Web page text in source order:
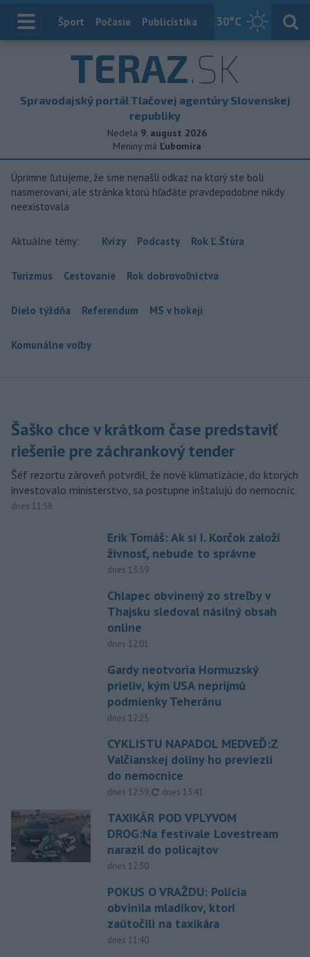
30°C
Index
Šport Počasie Publicistika Slovensko
TERAZ.SK
Spravodajský portál Tlačovej agentúry Slovenskej
republiky
Nedela 9. august 2026
Meniny má Ľubomíra
Úprimne ľutujeme, že sme nenašli odkaz na ktorý ste boli
nasmerovaní, ale stránka ktorú hľadáte pravdepodobne nikdy
neexistovala
Aktuálne témy: Kvízy Podcasty Rok Ľ.Štúra
Turizmus Cestovanie Rok dobrovoľníctva
Dielo týždňa Referendum MS v hokeji
Komunálne voľby
Šaško chce v krátkom čase predstaviť
riešenie pre záchrankový tender
Šéf rezortu zároveň potvrdil, že nové klimatizácie, do ktorých
investovalo ministerstvo, sa postupne inštalujú do nemocníc.
dnes 11:58
Erik Tomáš: Ak si I. Korčok založí
živnosť, nebude to správne
dnes 13:59
Chlapec obvinený zo streľby v
Thajsku sledoval násilný obsah
online
dnes 12:01
Gardy neotvoria Hormuzský
prieliv, kým USA neprijmú
podmienky Teheránu
dnes 12:25
CYKLISTU NAPADOL MEDVEĎ:Z
Valčianskej doliny ho previezli
do nemocnice
dnes 12:59, aktualizované
dnes 13:41
TAXIKÁR POD VPLYVOM
DROG:Na festivale Lovestream
narazil do policajtov
dnes 12:30
POKUS O VRAŽDU: Polícia
obvinila mladíkov, ktorí
zaútočili na taxikára
dnes 11:40